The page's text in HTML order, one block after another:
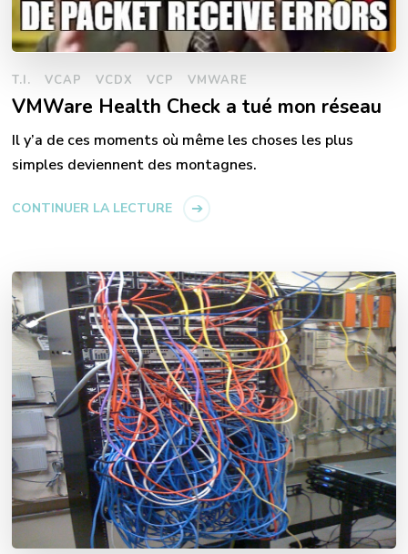
T.I. VCAP VCDX VCP VMWARE
VMWare Health Check a tué mon réseau
Il y’a de ces moments où même les choses les plus
simples deviennent des montagnes.
CONTINUER LA LECTURE